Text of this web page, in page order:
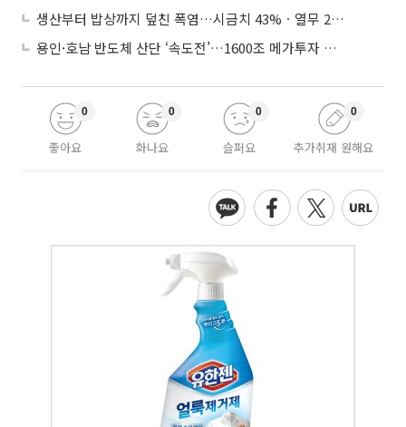
생산부터 밥상까지 덮친 폭염…시금치 43%ㆍ열무 28% 급등
용인·호남 반도체 산단 ‘속도전’…1600조 메가투자 이행 총력
좋아요
0
화나요
0
슬퍼요
0
추가취재 원해요
0